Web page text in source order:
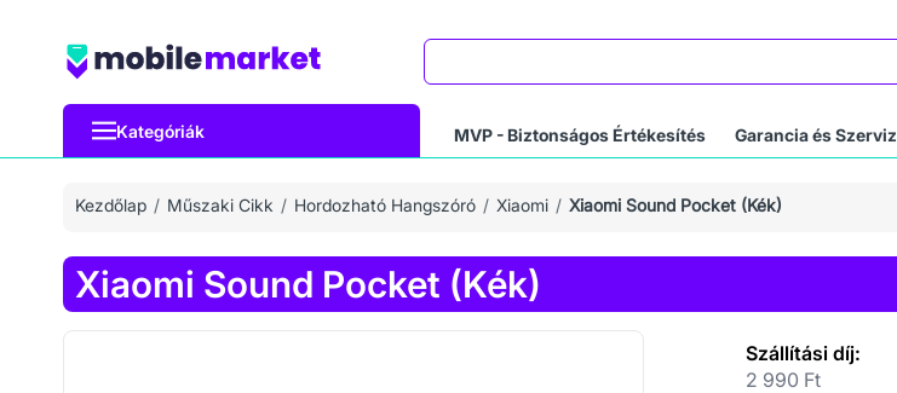
Kategóriák MVP - Biztonságos Értékesítés Garancia és Szerviz
Kezdőlap Műszaki Cikk Hordozható Hangszóró Xiaomi Xiaomi Sound Pocket (Kék)
Xiaomi Sound Pocket (Kék)
Szállítási díj:
2 990 Ft